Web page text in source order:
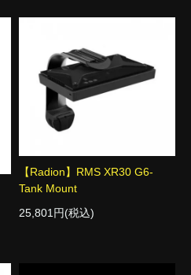
【Radion】RMS XR30 G6-
Tank Mount
25,801円(税込)